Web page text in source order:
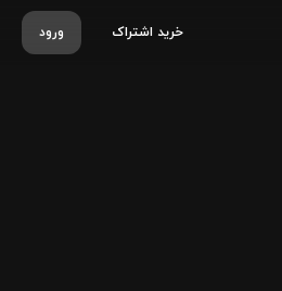
ورود خرید اشتراک